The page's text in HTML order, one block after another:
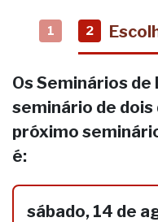
1 2
Os Seminários
seminário de dois
próximo
é:
sábado, 14 de